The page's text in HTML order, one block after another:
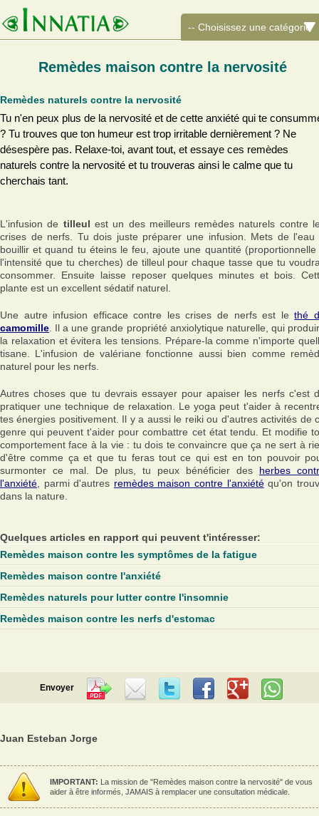
Remèdes maison contre la nervosité
Remèdes naturels contre la nervosité
Tu n'en peux plus de la nervosité et de cette anxiété qui te
? Tu trouves que ton humeur est trop irritable dernièrement ? Ne
désespère pas. Relaxe-toi, avant tout, et essaye ces remèdes
naturels contre la nervosité et tu trouveras ainsi le calme que tu
cherchais tant.
L'infusion de tilleul est un des meilleurs remèdes naturels contre
crises de nerfs. Tu dois juste préparer une infusion. Mets de l'eau
bouillir et quand tu éteins le feu, ajoute une quantité (proportionnelle
l'intensité que tu cherches) de tilleul pour chaque tasse que tu
consommer. Ensuite laisse reposer quelques minutes et bois.
plante est un excellent sédatif naturel.
Une autre infusion efficace contre les crises de nerfs est lethé
camomille . Il a une grande propriété anxiolytique naturelle, qui
la relaxation et évitera les tensions. Prépare-la comme n'importe
tisane. L'infusion de valériane fonctionne aussi bien comme
naturel pour les nerfs.
Autres choses que tu devrais essayer pour apaiser les nerfs c'est
pratiquer une technique de relaxation. Le yoga peut t'aider à
tes énergies positivement. Il y a aussi le reiki ou d'autres activités de
genre qui peuvent t'aider pour combattre cet état tendu. Et modifie
comportement face à la vie : tu dois te convaincre que ça ne sert à
d'être comme ça et que tu feras tout ce qui est en ton pouvoir
surmonter ce mal. De plus, tu peux bénéficier des herbes
l'anxiété , parmi d'autres remèdes maison contre l'anxiétéqu'on
dans la nature.
Quelques articles en rapport qui peuvent t'intéresser:
Remèdes maison contre les symptômes de la fatigue
Remèdes maison contre l'anxiété
Remèdes naturels pour lutter contre l'insomnie
Remèdes maison contre les nerfs d'estomac
Envoyer
Juan Esteban Jorge
IMPORTANT: La mission de "Remèdes maison contre la nervosité" de vous
aider à être informés, JAMAIS à remplacer une consultation médicale.